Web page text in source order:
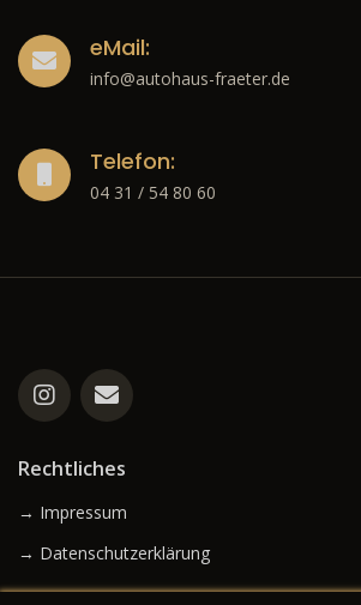
eMail:
info@autohaus-fraeter.de
Telefon:
04 31 / 54 80 60
Rechtliches
→ Impressum
→ Datenschutzerklärung